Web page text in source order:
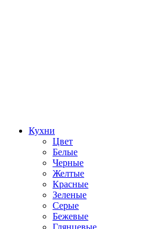
Кухни
Цвет
Белые
Черные
Желтые
Красные
Зеленые
Серые
Бежевые
Глянцевые